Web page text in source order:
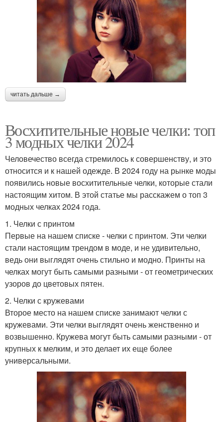
читать дальше →
Восхитительные новые челки: топ
3 модных челки 2024
Человечество всегда стремилось к совершенству, и это
относится и к нашей одежде. В 2024 году на рынке моды
появились новые восхитительные челки, которые стали
настоящим хитом. В этой статье мы расскажем о топ 3
модных челках 2024 года.
1. Челки с принтом
Первые на нашем списке - челки с принтом. Эти челки
стали настоящим трендом в моде, и не удивительно,
ведь они выглядят очень стильно и модно. Принты на
челках могут быть самыми разными - от геометрических
узоров до цветовых пятен.
2. Челки с кружевами
Второе место на нашем списке занимают челки с
кружевами. Эти челки выглядят очень женственно и
возвышенно. Кружева могут быть самыми разными - от
крупных к мелким, и это делает их еще более
универсальными.